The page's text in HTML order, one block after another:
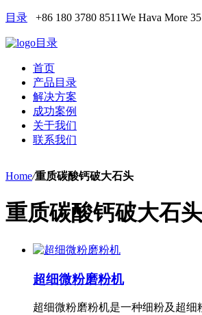
目录 +86 180 3780 8511We Hava More
目录
首页
产品目录
解决方案
成功案例
关于我们
联系我们
Home/重质碳酸钙破大石头
重质碳酸钙破大石头
超细微粉磨粉机
超细微粉磨粉机是一种细粉及超细